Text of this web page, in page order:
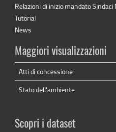
Relazioni di inizio mandato
Tutorial
News
Maggiori visualizzazioni
Atti di concessione
Stato dell'ambiente
Scopri i dataset